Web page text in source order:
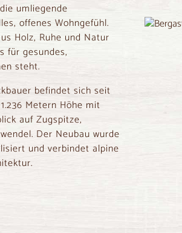
umliegende
offenes Wohngefühl.
Holz, Ruhe und Natur
für gesundes,
steht.
befindet sich seit
Metern Höhe mit
auf Zugspitze,
Der Neubau wurde
und verbindet alpine